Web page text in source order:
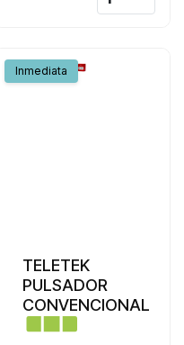
Inmediata
TELETEK
PULSADOR
CONVENCIONAL